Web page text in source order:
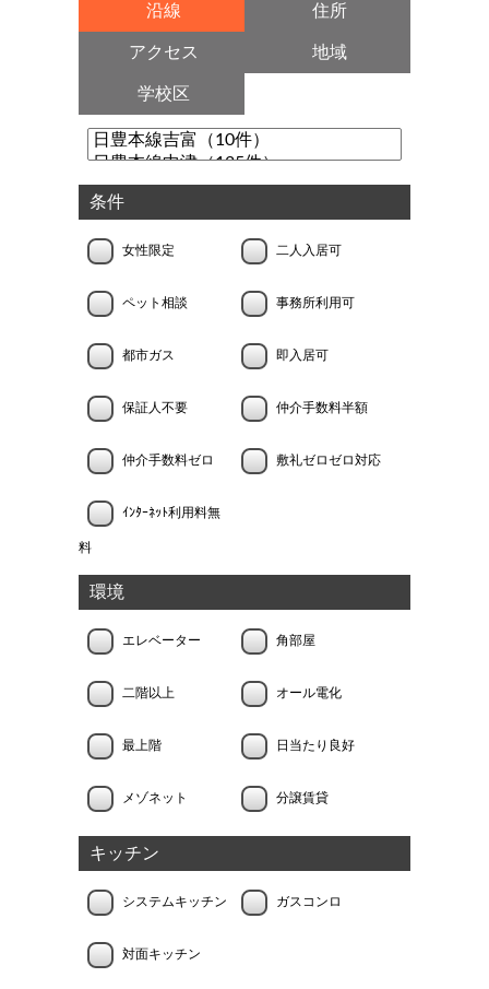
沿線 住所
アクセス 地域
学校区
条件
女性限定 二人入居可
ペット相談 事務所利用可
都市ガス 即入居可
保証人不要 仲介手数料半額
仲介手数料ゼロ 敷礼ゼロゼロ対応
ｲﾝﾀｰﾈｯﾄ利用料無
料
環境
エレベーター 角部屋
二階以上 オール電化
最上階 日当たり良好
メゾネット 分譲賃貸
キッチン
システムキッチン ガスコンロ
対面キッチン